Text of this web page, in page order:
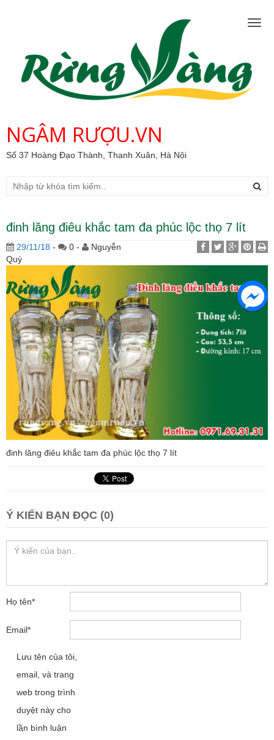
NGÂM RƯỢU.VN
Số 37 Hoàng Đạo Thành, Thanh Xuân, Hà Nội
đinh lăng điêu khắc tam đa phúc lộc thọ 7 lít
29/11/18 - 0 -
Nguyễn
Quý
đinh lăng điêu khắc tam đa phúc lộc thọ 7 lít
Ý KIẾN BẠN ĐỌC (0)
Họ tên*
Email*
Lưu tên của tôi,
email, và trang
web trong trình
duyệt này cho
lần bình luận